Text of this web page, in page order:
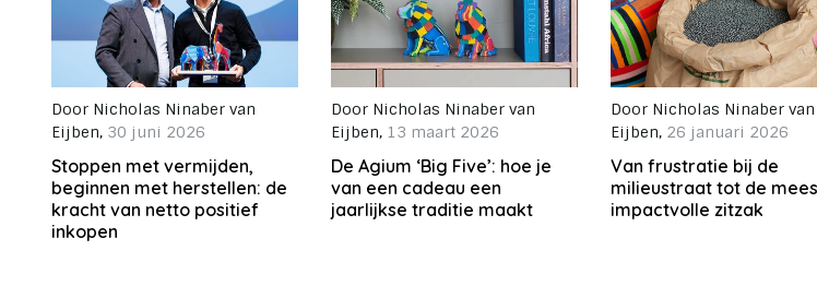
Door Nicholas Ninaber van
Eijben, 30 juni 2026
Stoppen met vermijden,
beginnen met herstellen: de
kracht van netto positief
inkopen
Door Nicholas Ninaber van
Eijben, 13 maart 2026
De Agium ‘Big Five’: hoe je
van een cadeau een
jaarlijkse traditie maakt
Door Nicholas Ninaber van
Eijben, 26 januari 2026
Van frustratie bij de
milieustraat tot de
impactvolle zitzak